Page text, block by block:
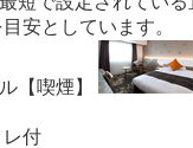
安としています。
【喫煙】
レ付